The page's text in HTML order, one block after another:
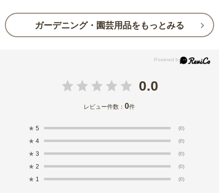
ガーデニング・園芸用品をもっとみる
0.0
レビュー件数：0件
★ 5 (0)
★ 4 (0)
★ 3 (0)
★ 2 (0)
★ 1 (0)